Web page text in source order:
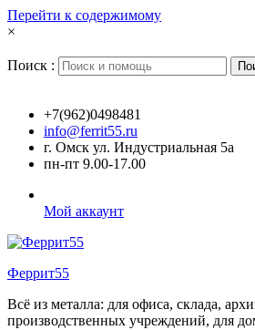
Перейти к содержимому
×
Поиск :
+7(962)0498481
info@ferrit55.ru
г. Омск ул. Индустриальная 5а
пн-пт 9.00-17.00
Мой аккаунт
Феррит55
Всё из металла: для офиса, склада,
производственных учреждений, для